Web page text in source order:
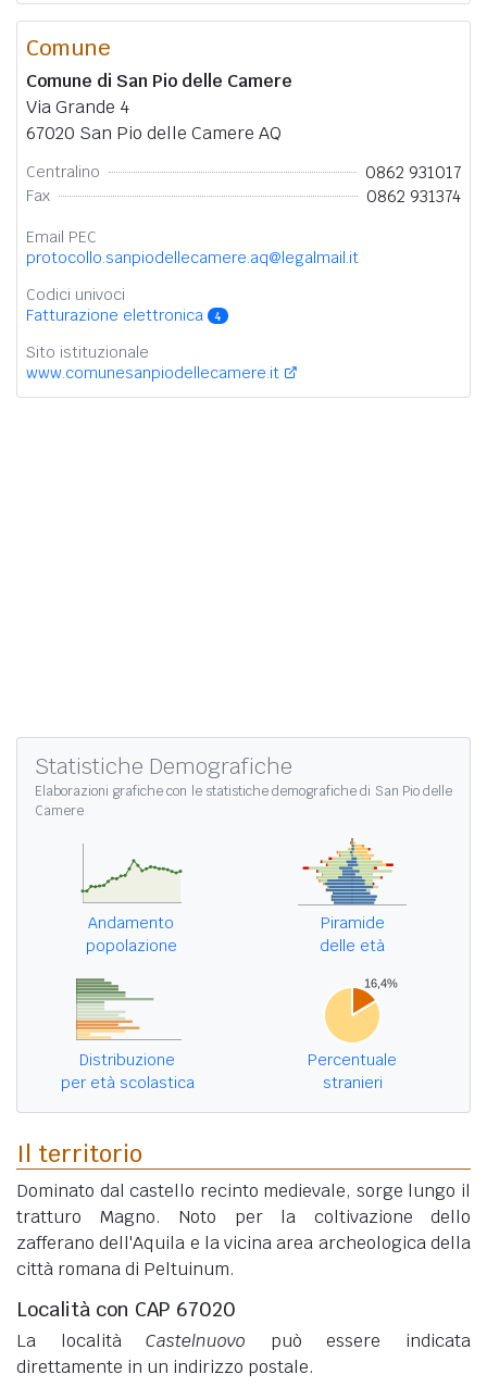
Comune
Comune di San Pio delle Camere
Via Grande 4
67020 San Pio delle Camere AQ
Centralino 0862 931017
Fax 0862 931374
Email PEC
protocollo.sanpiodellecamere.aq@legalmail.it
Codici univoci
Fatturazione elettronica
4
Sito istituzionale
www.comunesanpiodellecamere.it
Statistiche Demografiche
Elaborazioni grafiche con le statistiche demografiche di San Pio delle
Camere
Andamento
popolazione
Piramide
delle età
Distribuzione
per età scolastica
Percentuale
stranieri
Il territorio
Dominato dal castello recinto medievale, sorge lungo il
tratturo Magno. Noto per la coltivazione dello
zafferano dell'Aquila e la vicina area archeologica della
città romana di Peltuinum.
Località con CAP 67020
La localitàCastelnuovo può essere indicata
direttamente in un indirizzo postale.